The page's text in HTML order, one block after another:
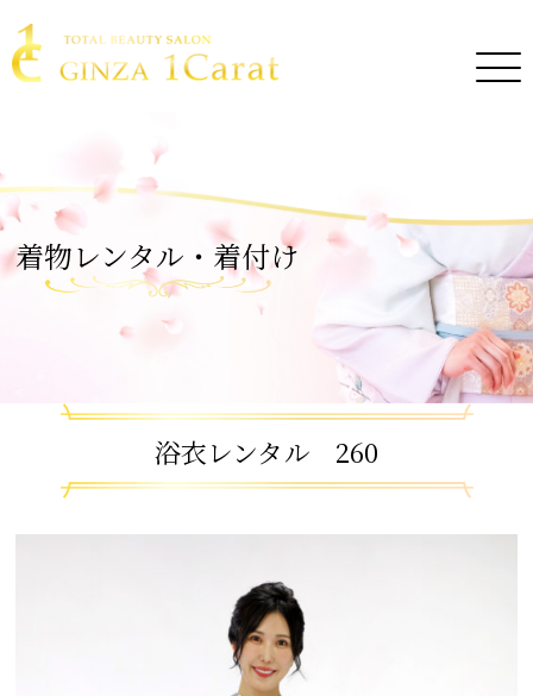
着物レンタル・着付け
浴衣レンタル 260